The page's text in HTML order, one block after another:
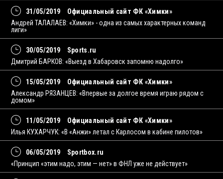
31/05/2019
Официальный сайт ФК «Химки»
Андрей ТАЛАЛАЕВ: «Химки» - одна из самых характерных команд
лиги»
30/05/2019
Sports.ru
Дмитрий БАРКОВ: «Выезд в Хабаровск запомню надолго»
15/05/2019
Официальный сайт ФК «Химки»
Александр РЯЗАНЦЕВ: «Впервые за долгое время играю рядом с
домом»
11/05/2019
Официальный сайт ФК «Химки»
Илья КУХАРЧУК: «В «Анжи» летал с Карлосом в кабине пилотов»
06/05/2019
Sportbox.ru
«Принцип «этим надо, этим — нет» в ФНЛ уже не действует»